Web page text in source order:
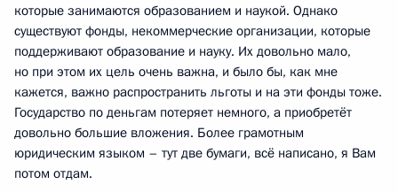
которые занимаются образованием и наукой. Однако
существуют фонды, некоммерческие организации, которые
поддерживают образование и науку. Их довольно мало,
но при этом их цель очень важна, и было бы, как мне
кажется, важно распространить льготы и на эти фонды тоже.
Государство по деньгам потеряет немного, а приобретёт
довольно большие вложения. Более грамотным
юридическим языком – тут две бумаги, всё написано, я Вам
потом отдам.